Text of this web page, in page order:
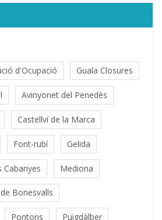
d'Ocupació Guala Closures
Avinyonet del Penedès
Castellví de la Marca
Font-rubí Gelida
Cabanyes Mediona
Bonesvalls
Pontons Puigdàlber